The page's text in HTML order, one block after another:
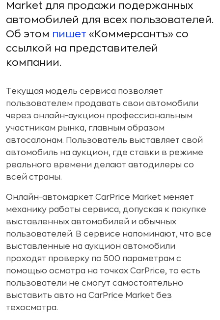
Market для продажи подержанных
автомобилей для всех пользователей.
Об этом пишет «Коммерсантъ» со
ссылкой на представителей
компании.
Текущая модель сервиса позволяет
пользователем продавать свои автомобили
через онлайн-аукцион профессиональным
участникам рынка, главным образом
автосалонам. Пользователь выставляет свой
автомобиль на аукцион, где ставки в режиме
реального времени делают автодилеры со
всей страны.
Онлайн-автомаркет CarPrice Market меняет
механику работы сервиса, допуская к покупке
выставленных автомобилей и обычных
пользователей. В сервисе напоминают, что все
выставленные на аукцион автомобили
проходят проверку по 500 параметрам с
помощью осмотра на точках CarPrice, то есть
пользователи не смогут самостоятельно
выставить авто на CarPrice Market без
техосмотра.